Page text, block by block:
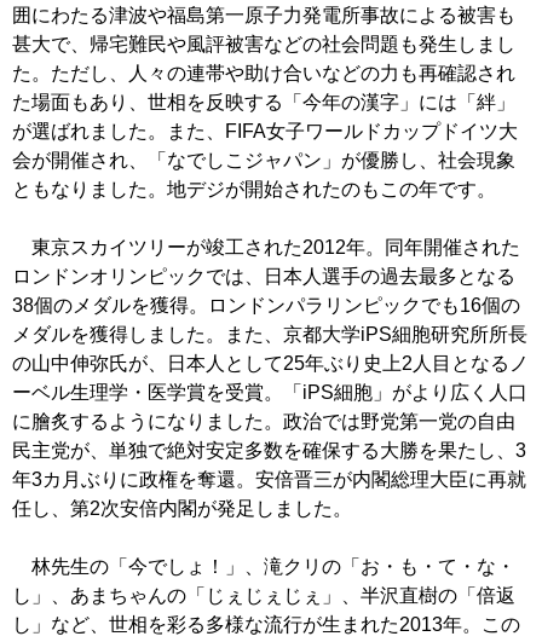
囲にわたる津波や福島第一原子力発電所事故による被害も
甚大で、帰宅難民や風評被害などの社会問題も発生しまし
た。ただし、人々の連帯や助け合いなどの力も再確認され
た場面もあり、世相を反映する「今年の漢字」には「絆」
が選ばれました。また、FIFA女子ワールドカップドイツ大
会が開催され、「なでしこジャパン」が優勝し、社会現象
ともなりました。地デジが開始されたのもこの年です。
東京スカイツリーが竣工された2012年。同年開催された
ロンドンオリンピックでは、日本人選手の過去最多となる
38個のメダルを獲得。ロンドンパラリンピックでも16個の
メダルを獲得しました。また、京都大学iPS細胞研究所所長
の山中伸弥氏が、日本人として25年ぶり史上2人目となるノ
ーベル生理学・医学賞を受賞。「iPS細胞」がより広く人口
に膾炙するようになりました。政治では野党第一党の自由
民主党が、単独で絶対安定多数を確保する大勝を果たし、3
年3カ月ぶりに政権を奪還。安倍晋三が内閣総理大臣に再就
任し、第2次安倍内閣が発足しました。
林先生の「今でしょ！」、滝クリの「お・も・て・な・
し」、あまちゃんの「じぇじぇじぇ」、半沢直樹の「倍返
し」など、世相を彩る多様な流行が生まれた2013年。この